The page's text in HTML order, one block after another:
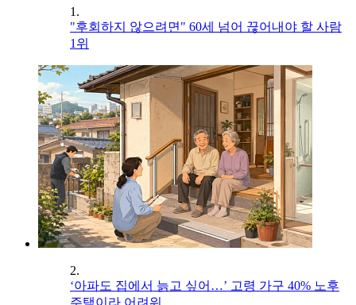
1.
"후회하지 않으려면" 60세 넘어 끊어내야 할 사람
1위
2.
‘아파도 집에서 늙고 싶어…’ 고령 가구 40% 노후